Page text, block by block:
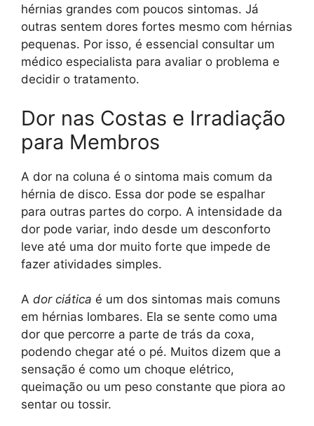
hérnias grandes com poucos sintomas. Já
outras sentem dores fortes mesmo com hérnias
pequenas. Por isso, é essencial consultar um
médico especialista para avaliar o problema e
decidir o tratamento.
Dor nas Costas e Irradiação
para Membros
A dor na coluna é o sintoma mais comum da
hérnia de disco. Essa dor pode se espalhar
para outras partes do corpo. A intensidade da
dor pode variar, indo desde um desconforto
leve até uma dor muito forte que impede de
fazer atividades simples.
A dor ciática é um dos sintomas mais comuns
em hérnias lombares. Ela se sente como uma
dor que percorre a parte de trás da coxa,
podendo chegar até o pé. Muitos dizem que a
sensação é como um choque elétrico,
queimação ou um peso constante que piora ao
sentar ou tossir.